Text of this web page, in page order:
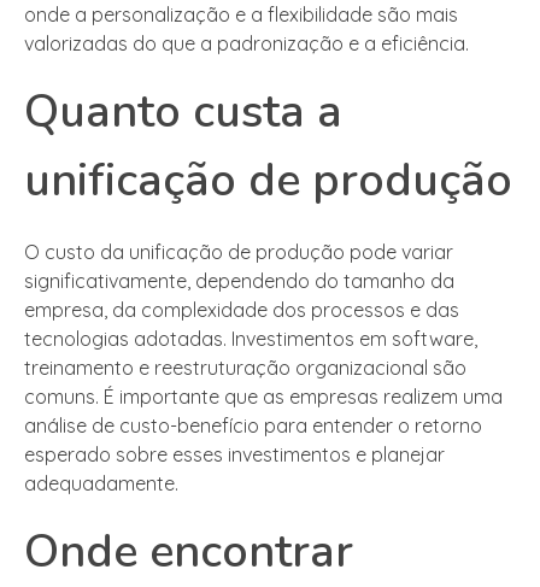
onde a personalização e a flexibilidade são mais
valorizadas do que a padronização e a eficiência.
Quanto custa a
unificação de produção
O custo da unificação de produção pode variar
significativamente, dependendo do tamanho da
empresa, da complexidade dos processos e das
tecnologias adotadas. Investimentos em software,
treinamento e reestruturação organizacional são
comuns. É importante que as empresas realizem uma
análise de custo-benefício para entender o retorno
esperado sobre esses investimentos e planejar
adequadamente.
Onde encontrar